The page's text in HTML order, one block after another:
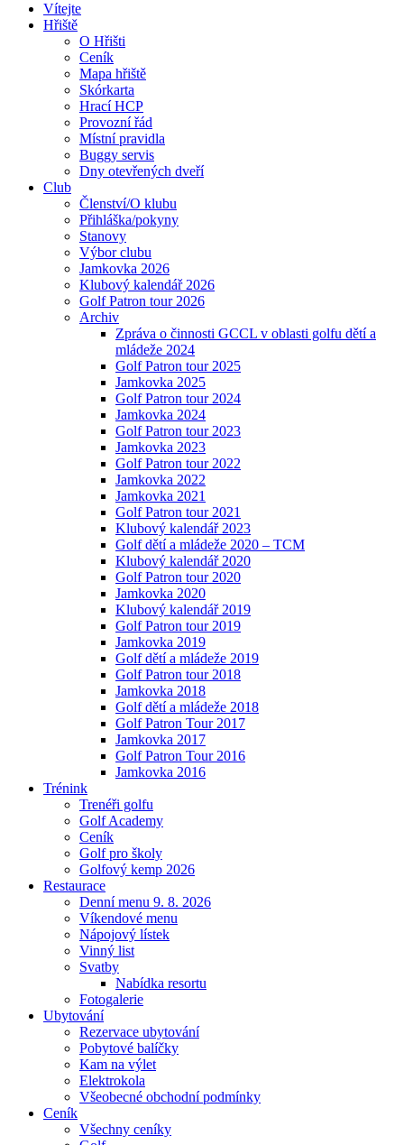
Vítejte
Hřiště
O Hřišti
Ceník
Mapa hřiště
Skórkarta
Hrací HCP
Provozní řád
Místní pravidla
Buggy servis
Dny otevřených dveří
Club
Členství/O klubu
Přihláška/pokyny
Stanovy
Výbor clubu
Jamkovka 2026
Klubový kalendář 2026
Golf Patron tour 2026
Archiv
Zpráva o činnosti GCCL v oblasti golfu dětí a
mládeže 2024
Golf Patron tour 2025
Jamkovka 2025
Golf Patron tour 2024
Jamkovka 2024
Golf Patron tour 2023
Jamkovka 2023
Golf Patron tour 2022
Jamkovka 2022
Jamkovka 2021
Golf Patron tour 2021
Klubový kalendář 2023
Golf dětí a mládeže 2020 – TCM
Klubový kalendář 2020
Golf Patron tour 2020
Jamkovka 2020
Klubový kalendář 2019
Golf Patron tour 2019
Jamkovka 2019
Golf dětí a mládeže 2019
Golf Patron tour 2018
Jamkovka 2018
Golf dětí a mládeže 2018
Golf Patron Tour 2017
Jamkovka 2017
Golf Patron Tour 2016
Jamkovka 2016
Trénink
Trenéři golfu
Golf Academy
Ceník
Golf pro školy
Golfový kemp 2026
Restaurace
Denní menu 9. 8. 2026
Víkendové menu
Nápojový lístek
Vinný list
Svatby
Nabídka resortu
Fotogalerie
Ubytování
Rezervace ubytování
Pobytové balíčky
Kam na výlet
Elektrokola
Všeobecné obchodní podmínky
Ceník
Všechny ceníky